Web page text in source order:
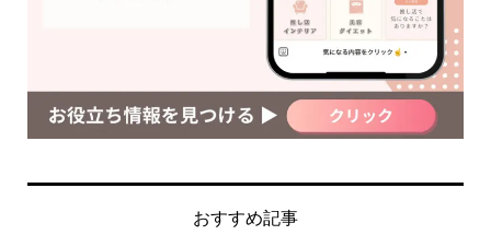
おすすめ記事